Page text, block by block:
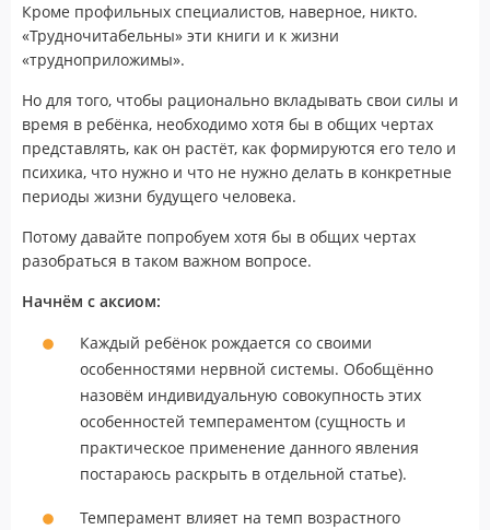
Кроме профильных специалистов, наверное, никто.
«Трудночитабельны» эти книги и к жизни
«трудноприложимы».
Но для того, чтобы рационально вкладывать свои силы и
время в ребёнка, необходимо хотя бы в общих чертах
представлять, как он растёт, как формируются его тело и
психика, что нужно и что не нужно делать в конкретные
периоды жизни будущего человека.
Потому давайте попробуем хотя бы в общих чертах
разобраться в таком важном вопросе.
Начнём с аксиом:
Каждый ребёнок рождается со своими
особенностями нервной системы. Обобщённо
назовём индивидуальную совокупность этих
особенностей темпераментом (сущность и
практическое применение данного явления
постараюсь раскрыть в отдельной статье).
Темперамент влияет на темп возрастного